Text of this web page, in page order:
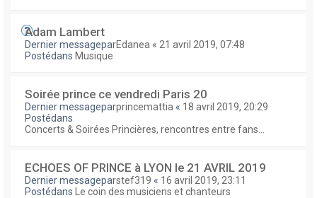
Adam Lambert
Dernier messageparEdanea « 21 avril 2019, 07:48
Postédans Musique
Soirée prince ce vendredi Paris 20
Dernier messageparprincemattia « 18 avril 2019, 20:29
Postédans
Concerts & Soirées Princières, rencontres entre fans...
ECHOES OF PRINCE à LYON le 21 AVRIL 2019
Dernier messageparstef319 « 16 avril 2019, 23:11
Postédans
Le coin des musiciens et chanteurs